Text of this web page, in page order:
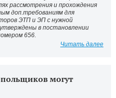
рассмотрения и прохождения
доп.требованиям для
ЭТП и ЭП с нужной
в постановлении
656.
Читать далее
могут